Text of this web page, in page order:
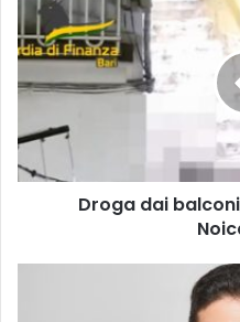
dai
balconi,
8
arresti
clan
a
Noicattaro
Droga dai